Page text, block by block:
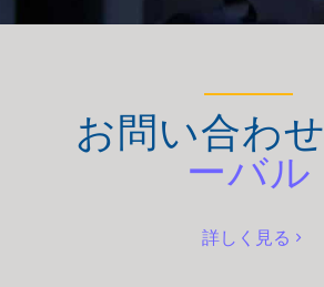
お問い合わせ
ーバル
詳しく見る